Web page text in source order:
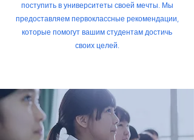
поступить в университеты своей мечты. Мы
предоставляем первоклассные рекомендации,
которые помогут вашим студентам достичь
своих целей.